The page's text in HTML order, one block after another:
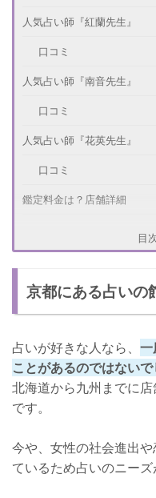
人気占い師『紅蘭先生』
口コミ
人気占い師『南音先生』
口コミ
人気占い師『花英先生』
口コミ
鑑定料金は？店舗詳細
さいごに
目
京都にある占いの
占いが好きな人なら、 一
ことがあるのではないで
北海道から九州までに
です。
今や、女性の社会進出
ているため占いのニーズ